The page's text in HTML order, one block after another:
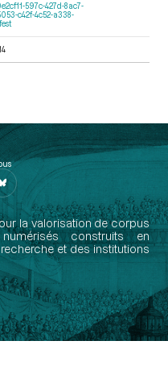
597c-427d-8ac7-
c42f-4c52-a338-
la valorisation de corpus
construits en
et des institutions